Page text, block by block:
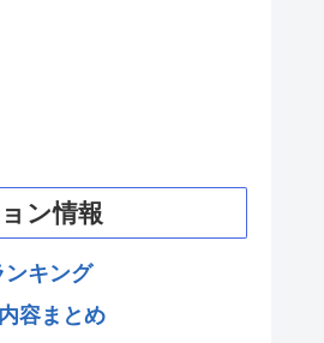
ン情報
キング
容まとめ